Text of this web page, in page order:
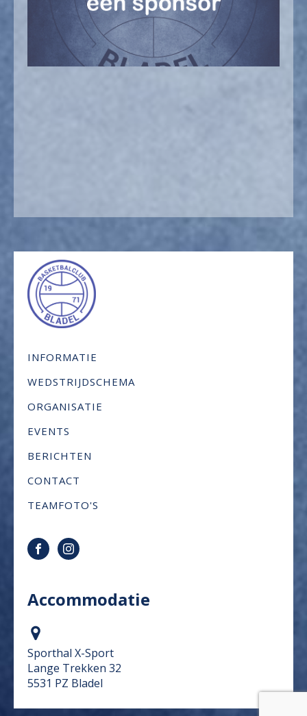
INFORMATIE
WEDSTRIJDSCHEMA
ORGANISATIE
EVENTS
BERICHTEN
CONTACT
TEAMFOTO'S
Accommodatie
Sporthal X-Sport
Lange Trekken 32
5531 PZ Bladel